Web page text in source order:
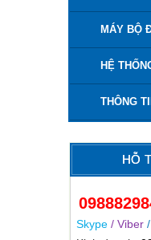
MÁY BỘ
HỆ
THÔNG
HỖ
Skype / Viber